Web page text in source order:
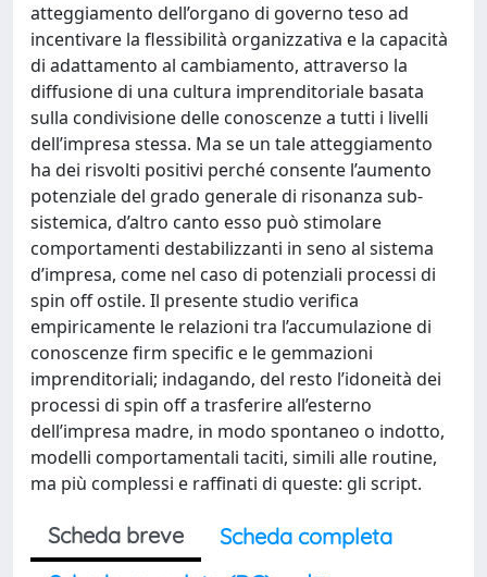
atteggiamento dell’organo di governo teso ad
incentivare la flessibilità organizzativa e la capacità
di adattamento al cambiamento, attraverso la
diffusione di una cultura imprenditoriale basata
sulla condivisione delle conoscenze a tutti i livelli
dell’impresa stessa. Ma se un tale atteggiamento
ha dei risvolti positivi perché consente l’aumento
potenziale del grado generale di risonanza sub-
sistemica, d’altro canto esso può stimolare
comportamenti destabilizzanti in seno al sistema
d’impresa, come nel caso di potenziali processi di
spin off ostile. Il presente studio verifica
empiricamente le relazioni tra l’accumulazione di
conoscenze firm specific e le gemmazioni
imprenditoriali; indagando, del resto l’idoneità dei
processi di spin off a trasferire all’esterno
dell’impresa madre, in modo spontaneo o indotto,
modelli comportamentali taciti, simili alle routine,
ma più complessi e raffinati di queste: gli script.
Scheda breve
Scheda completa